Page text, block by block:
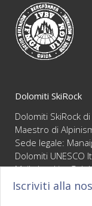
Dolomiti SkiRock
Dolomiti SkiRock
Maestro di
Sede legale:
Dolomiti UNESCO
Mail :
P.IVA
Iscriviti alla